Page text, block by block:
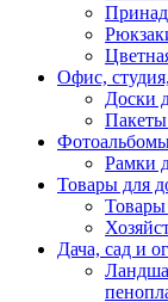
Офис,
Доски
Рамки
Товары для
Дача, сад и